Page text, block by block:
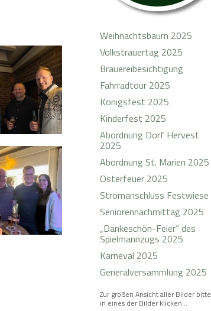
Weihnachtsbaum 2025
Volkstrauertag 2025
Brauereibesichtigung
Fahrradtour 2025
Königsfest 2025
Kinderfest 2025
Abordnung Dorf Hervest
2025
Abordnung St. Marien 2025
Osterfeuer 2025
Stromanschluss Festwiese
Seniorennachmittag 2025
„Dankeschön-Feier“ des
Spielmannzugs 2025
Karneval 2025
Generalversammlung 2025
Zur großen Ansicht aller Bilder bitte
in eines der Bilder klicken...